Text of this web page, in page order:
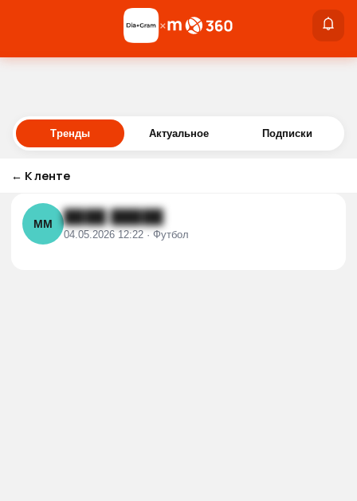
Войти
×
Тренды Актуальное Подписки
← К ленте
ММ ████ █████
04.05.2026 12:22 · Футбол